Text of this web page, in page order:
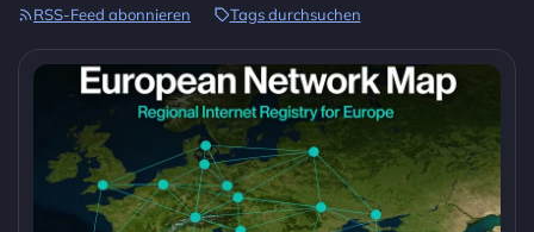
RSS-Feed abonnieren Tags durchsuchen